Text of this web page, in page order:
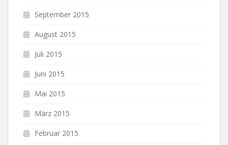
September 2015
August 2015
Juli 2015
Juni 2015
Mai 2015
März 2015
Februar 2015